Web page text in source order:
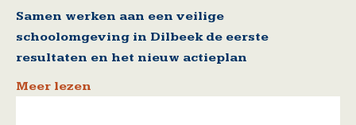
Samen werken aan een veilige
schoolomgeving in Dilbeek de eerste
resultaten en het nieuw actieplan
Meer lezen